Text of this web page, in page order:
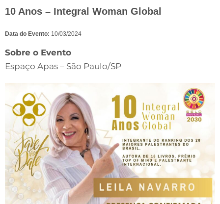
10 Anos – Integral Woman Global
Data do Evento: 10/03/2024
Sobre o Evento
Espaço Apas – São Paulo/SP